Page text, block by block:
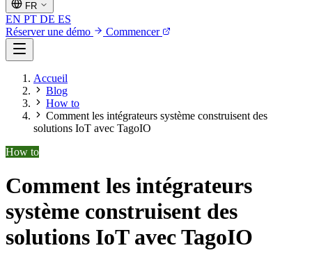
FR
EN PT DE ES
Réserver une démo
Commencer
Accueil
Blog
How to
Comment les intégrateurs système construisent des
solutions IoT avec TagoIO
How to
Comment les intégrateurs
système construisent des
solutions IoT avec TagoIO